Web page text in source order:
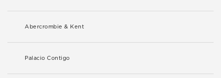
Abercrombie & Kent
Palacio Contigo